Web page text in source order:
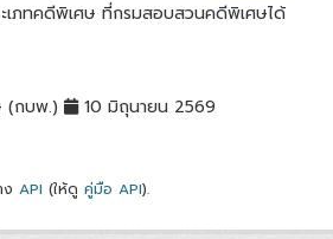
เภทคดีพิเศษ ที่กรมสอบสวนคดีพิเศษได้
(กบพ.) 10 มิถุนายน 2569
API (ให้ดู คู่มือ API).